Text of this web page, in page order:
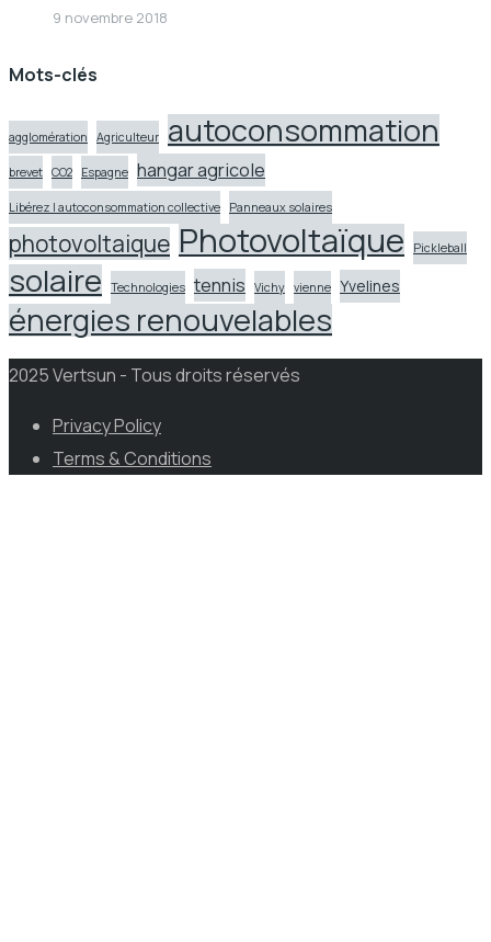
9 novembre 2018
Mots-clés
agglomération Agriculteur autoconsommation
brevet CO2 Espagne hangar agricole
Libérez l autoconsommation collective Panneaux solaires
photovoltaique Photovoltaïque Pickleball
solaire Technologies tennis Vichy vienne Yvelines
énergies renouvelables
2025 Vertsun - Tous droits réservés
Privacy Policy
Terms & Conditions